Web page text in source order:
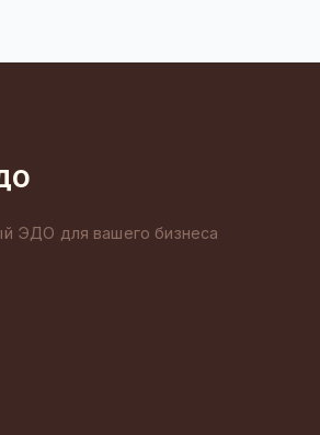
ЭДО для вашего бизнеса